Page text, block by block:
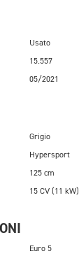
Usato
15.557
05/2021
Grigio
Hypersport
125 cm
15 CV (11 kW)
Euro 5